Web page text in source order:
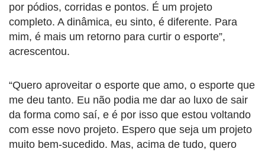
por pódios, corridas e pontos. É um projeto
completo. A dinâmica, eu sinto, é diferente. Para
mim, é mais um retorno para curtir o esporte”,
acrescentou.
“Quero aproveitar o esporte que amo, o esporte que
me deu tanto. Eu não podia me dar ao luxo de sair
da forma como saí, e é por isso que estou voltando
com esse novo projeto. Espero que seja um projeto
muito bem-sucedido. Mas, acima de tudo, quero